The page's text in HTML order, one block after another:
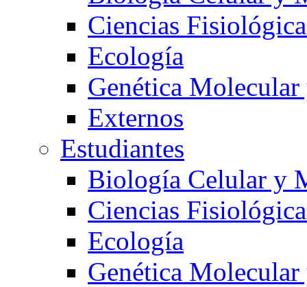
Ciencias
Ecología
Genética
Externos
Estudiantes
Biología Celular y
Ciencias
Ecología
Genética